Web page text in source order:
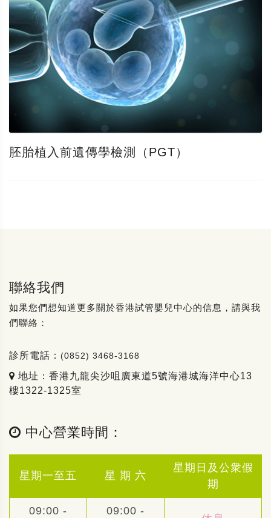
胚胎植入前遺傳學檢測（PGT）
聯絡我們
如果您們想知道更多關於香港試管嬰兒中心的信息，請與我
們聯絡：
診所電話： (0852) 3468-3168
地址：香港九龍尖沙咀廣東道5號海港城海洋中心13
樓1322-1325室
中心營業時間：
星期一至五 星 期 六
星期日及公衆假
期
09:00 - 09:00 -